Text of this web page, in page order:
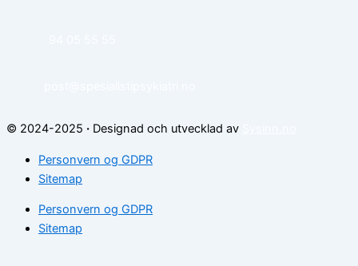
© 2024-2025 · Designad och utvecklad av
Personvern og GDPR
Sitemap
Personvern og GDPR
Sitemap